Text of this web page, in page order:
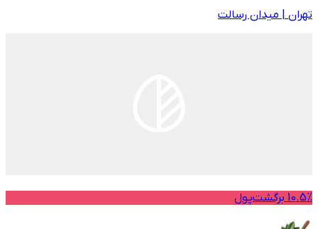
تهران | میدان رسالت
10.5% برگشت‌پول